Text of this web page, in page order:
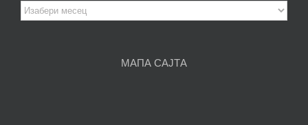
Архива
чланака
МАПА САЈТА